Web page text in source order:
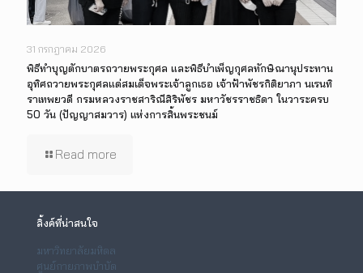
31 กรกฎาคม 2026
พิธีทำบุญตักบาตรถวายพระกุศล และพิธีบำเพ็ญกุศลทักษิณานุประทาน
อุทิศถวายพระกุศลแด่สมเด็จพระเจ้าลูกเธอ เจ้าฟ้าพัชรกิติยาภา นเรนทิ
ราเทพยวดี กรมหลวงราชสาริณีสิริพัชร มหาวัชรราชธิดา ในวาระครบ
50 วัน (ปัญญาสมวาร) แห่งการสิ้นพระชนม์
Read more
ลิ้งค์ที่น่าสนใจ
มหาวิทยาลัยมหิดล
ศูนย์กายภาพบำบัด